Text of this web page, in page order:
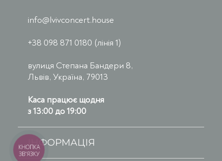
info@lvivconcert.house
+38 098 871 0180 (лінія 1)
вулиця Степана Бандери 8,
Львів, Україна, 79013
Каса працює щодня
з 13:00 до 19:00
ІНФОРМАЦІЯ
КНОПКА
ЗВ'ЯЗКУ